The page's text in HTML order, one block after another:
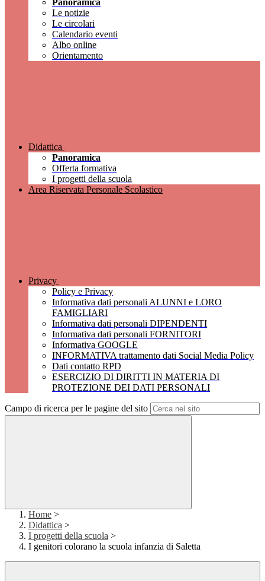
Panoramica
Le notizie
Le circolari
Calendario eventi
Albo online
Orientamento
Didattica
Panoramica
Offerta formativa
I progetti della scuola
Area Riservata Personale Scolastico
Privacy
Policy e Privacy
Informativa dati personali ALUNNI e LORO
FAMIGLIARI
Informativa dati personali DIPENDENTI
Informativa dati personali FORNITORI
Informativa GOOGLE
INFORMATIVA trattamento dati Social Media Policy
Dati contatto RPD
ESERCIZIO DI DIRITTI IN MATERIA DI
PROTEZIONE DEI DATI PERSONALI
Campo di ricerca per le pagine del sito
Home >
Didattica >
I progetti della scuola >
I genitori colorano la scuola infanzia di Saletta